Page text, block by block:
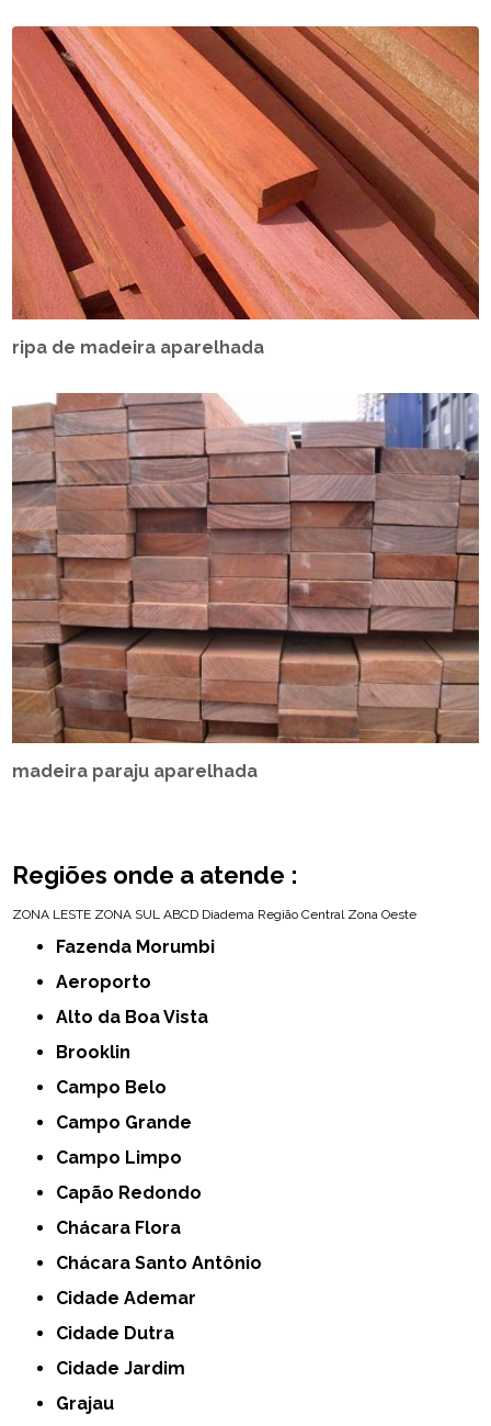
ripa de madeira aparelhada
madeira paraju aparelhada
Regiões onde a atende :
ZONA LESTE ZONA SUL ABCD Diadema Região Central Zona Oeste
Fazenda Morumbi
Aeroporto
Alto da Boa Vista
Brooklin
Campo Belo
Campo Grande
Campo Limpo
Capão Redondo
Chácara Flora
Chácara Santo Antônio
Cidade Ademar
Cidade Dutra
Cidade Jardim
Grajau